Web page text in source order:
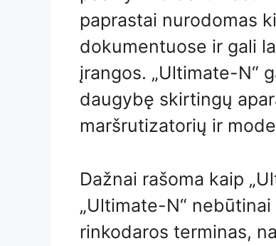
paprastai nurodomas
dokumentuose ir gali
įrangos. „Ultimate-N“
daugybę skirtingų
maršrutizatorių ir
Dažnai rašoma kaip
„Ultimate-N“
rinkodaros terminas,